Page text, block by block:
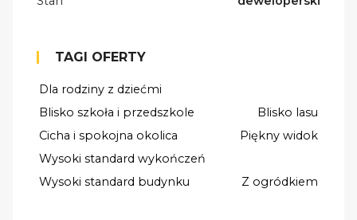
TAGI OFERTY
Dla rodziny z dziećmi
Blisko szkoła i przedszkole
Blisko lasu
Cicha i spokojna okolica
Piękny widok
Wysoki standard wykończeń
Wysoki standard budynku
Z ogródkiem